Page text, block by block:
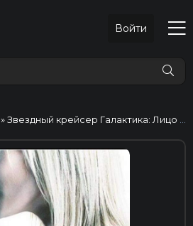
Войти
» Звездный крейсер Галактика: Лицо врага